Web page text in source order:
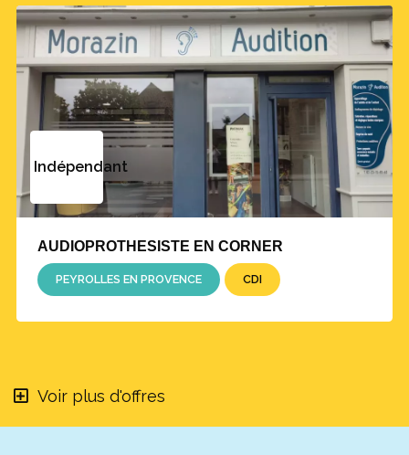
Indépendant
AUDIOPROTHESISTE EN CORNER
PEYROLLES EN PROVENCE CDI
Voir plus d'offres